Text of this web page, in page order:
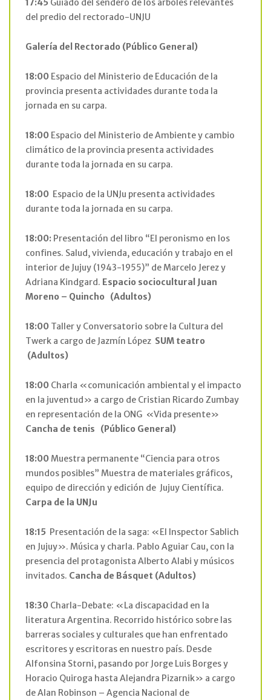
17:45 Guiado del sendero de los árboles relevantes
del predio del rectorado-UNJU
Galería del Rectorado (Público General)
18:00 Espacio del Ministerio de Educación de la
provincia presenta actividades durante toda la
jornada en su carpa.
18:00 Espacio del Ministerio de Ambiente y cambio
climático de la provincia presenta actividades
durante toda la jornada en su carpa.
18:00 Espacio de la UNJu presenta actividades
durante toda la jornada en su carpa.
18:00: Presentación del libro “El peronismo en los
confines. Salud, vivienda, educación y trabajo en el
interior de Jujuy (1943-1955)” de Marcelo Jerez y
Adriana Kindgard. Espacio sociocultural Juan
Moreno – Quincho (Adultos)
18:00 Taller y Conversatorio sobre la Cultura del
Twerk a cargo de Jazmín López SUM teatro
(Adultos)
18:00 Charla «comunicación ambiental y el impacto
en la juventud» a cargo de Cristian Ricardo Zumbay
en representación de la ONG «Vida presente»
Cancha de tenis
(Público General)
18:00Muestra permanente “Ciencia para otros
mundos posibles” Muestra de materiales gráficos,
equipo de dirección y edición de Jujuy Científica.
Carpa de la UNJu
18:15 Presentación de la saga: «El Inspector Sablich
en Jujuy». Música y charla. Pablo Aguiar Cau, con la
presencia del protagonista Alberto Alabi y músicos
invitados. Cancha de Básquet (Adultos)
18:30 Charla-Debate: «La discapacidad en la
literatura Argentina. Recorrido histórico sobre las
barreras sociales y culturales que han enfrentado
escritores y escritoras en nuestro país. Desde
Alfonsina Storni, pasando por Jorge Luis Borges y
Horacio Quiroga hasta Alejandra Pizarnik» a cargo
de Alan Robinson – Agencia Nacional de